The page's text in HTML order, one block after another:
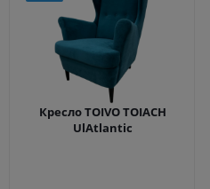
Кресло TOIVO TOIACH
UlAtlantic